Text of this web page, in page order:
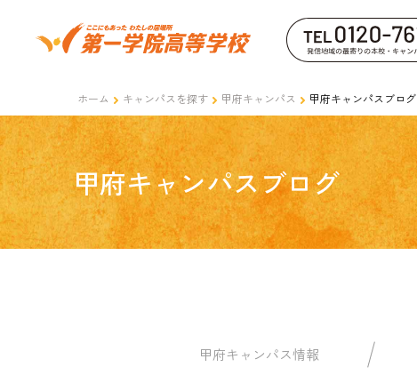
ホーム キャンパスを探す 甲府キャンパス 甲府キャンパスブログ
甲府キャンパスブログ
甲府キャンパス情報